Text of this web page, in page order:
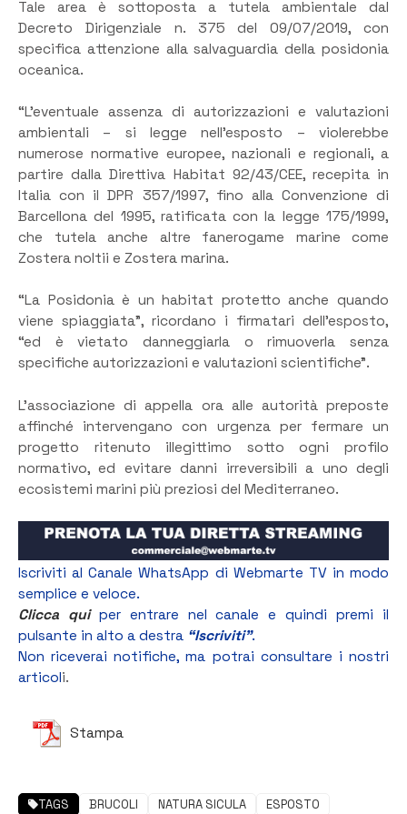
Tale area è sottoposta a tutela ambientale dal
Decreto Dirigenziale n. 375 del 09/07/2019, con
specifica attenzione alla salvaguardia della posidonia
oceanica.
“L’eventuale assenza di autorizzazioni e valutazioni
ambientali – si legge nell’esposto – violerebbe
numerose normative europee, nazionali e regionali, a
partire dalla Direttiva Habitat 92/43/CEE, recepita in
Italia con il DPR 357/1997, fino alla Convenzione di
Barcellona del 1995, ratificata con la legge 175/1999,
che tutela anche altre fanerogame marine come
Zostera noltii e Zostera marina.
“La Posidonia è un habitat protetto anche quando
viene spiaggiata”, ricordano i firmatari dell’esposto,
“ed è vietato danneggiarla o rimuoverla senza
specifiche autorizzazioni e valutazioni scientifiche”.
L’associazione di appella ora alle autorità preposte
affinché intervengano con urgenza per fermare un
progetto ritenuto illegittimo sotto ogni profilo
normativo, ed evitare danni irreversibili a uno degli
ecosistemi marini più preziosi del Mediterraneo.
Iscriviti al Canale WhatsApp di Webmarte TV in modo
semplice e veloce.
Clicca quiper entrare nel canale e quindi premi il
pulsante in alto a destra “Iscriviti”.
Non riceverai notifiche, ma potrai consultare i nostri
articoli.
Stampa
TAGS BRUCOLI NATURA SICULA
ESPOSTO